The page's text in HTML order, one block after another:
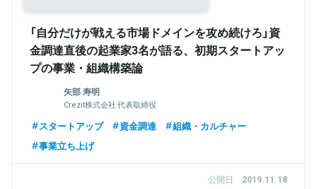
「自分だけが戦える市場ドメインを攻め続けろ」資
金調達直後の起業家3名が語る、初期スタートアッ
プの事業・組織構築論
矢部 寿明
Crezit株式会社 代表取締役
スタートアップ 資金調達
組織・カルチャー
事業立ち上げ
公開日 2019.11.18